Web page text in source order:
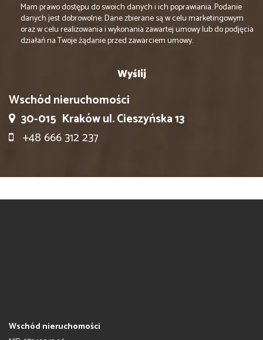
Mam prawo dostępu do swoich danych i ich poprawiania. Podanie
danych jest dobrowolne. Dane zbierane są w celu marketingowym
oraz w celu realizowania i wykonania zawartej umowy lub do podjęcia
działań na Twoje żądanie przed zawarciem umowy.
Wschód nieruchomości
30-015 Kraków ul. Cieszyńska 13
+48 666 312 237
Wschód nieruchomości